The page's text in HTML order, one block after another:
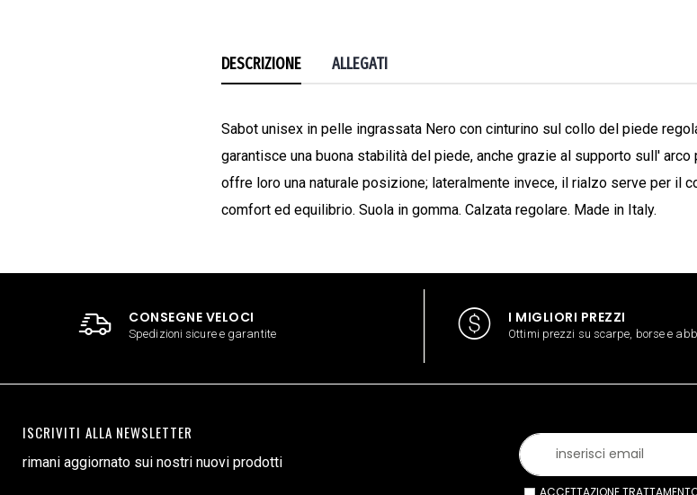
DESCRIZIONE ALLEGATI
Sabot unisex in pelle ingrassata Nero con cinturino sul collo del piede
garantisce una buona stabilità del piede, anche grazie al supporto sull'
offre loro una naturale posizione; lateralmente invece, il rialzo serve per il
comfort ed equilibrio. Suola in gomma. Calzata regolare. Made in Italy.
CONSEGNE VELOCI
Spedizioni sicure e garantite
I MIGLIORI PREZZI
Ottimi prezzi su scarpe, borse e
ISCRIVITI ALLA NEWSLETTER
rimani aggiornato sui nostri nuovi prodotti
ACCETTAZIONE